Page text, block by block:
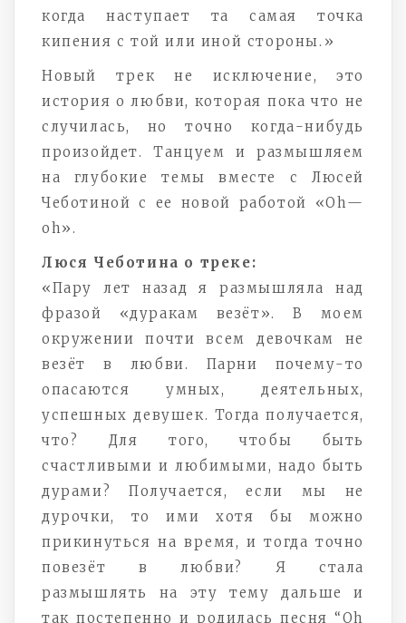
когда наступает та самая точка
кипения с той или иной стороны.»
Новый трек не исключение, это
история о любви, которая пока что не
случилась, но точно когда-нибудь
произойдет. Танцуем и размышляем
на глубокие темы вместе с Люсей
Чеботиной с ее новой работой «Oh—
oh».
Люся Чеботина о треке:
«Пару лет назад я размышляла над
фразой «дуракам везёт». В моем
окружении почти всем девочкам не
везёт в любви. Парни почему-то
опасаются умных, деятельных,
успешных девушек. Тогда получается,
что? Для того, чтобы быть
счастливыми и любимыми, надо быть
дурами? Получается, если мы не
дурочки, то ими хотя бы можно
прикинуться на время, и тогда точно
повезёт в любви? Я стала
размышлять на эту тему дальше и
так постепенно и родилась песня “Oh